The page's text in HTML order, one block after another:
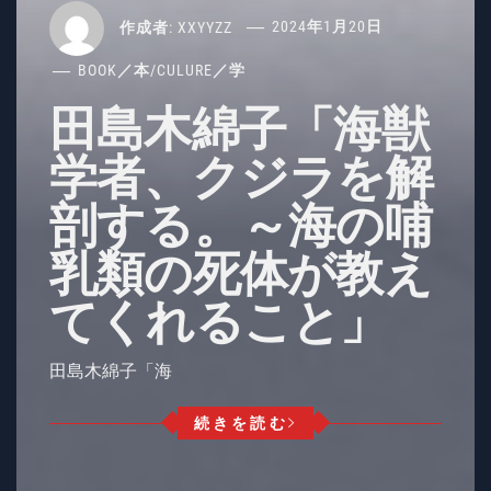
作成者: XXYYZZ 2024年1月20日
BOOK／本/CULURE／学
田島木綿子「海獣
学者、クジラを解
剖する。～海の哺
乳類の死体が教え
てくれること」
田島木綿子「海
続きを読む